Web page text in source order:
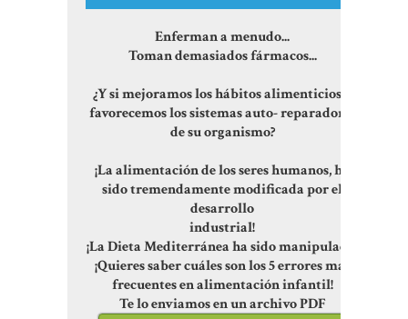
Enferman a menudo...
Toman demasiados fármacos...
¿Y si mejoramos los hábitos alimenticios y
favorecemos los sistemas auto- reparadores
de su organismo?
¡La alimentación de los seres humanos, ha
sido tremendamente modificada por el
desarrollo
industrial!
¡La Dieta Mediterránea ha sido manipulada!
¡Quieres saber cuáles son los 5 errores más
frecuentes en alimentación infantil!
Te lo enviamos en un archivo PDF